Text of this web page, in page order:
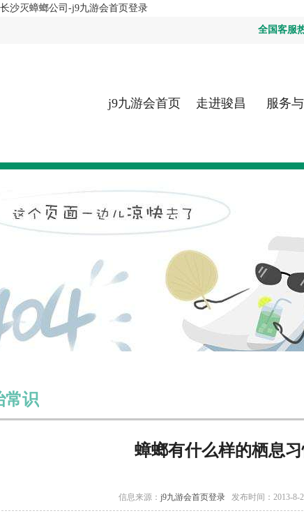
沙灭蟑螂公司-j9九游会首页登录
全国客服
j9九游会首页
登录
走进骏昌 服务
常识
蟑螂有什么样的栖息习
信息来源： j9九游会首页登录发布时间：2013-8-